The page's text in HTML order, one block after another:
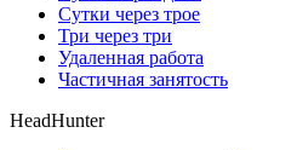
Сутки через трое
Три через три
Удаленная работа
Частичная занятость
HeadHunter